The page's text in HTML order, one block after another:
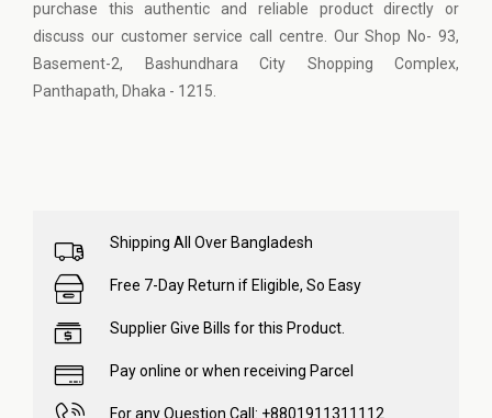
purchase this authentic and reliable product directly or
discuss our customer service call centre. Our Shop No- 93,
Basement-2, Bashundhara City Shopping Complex,
Panthapath, Dhaka - 1215.
Shipping All Over Bangladesh
Free 7-Day Return if Eligible, So Easy
Supplier Give Bills for this Product.
Pay online or when receiving Parcel
For any Question Call: +8801911311112